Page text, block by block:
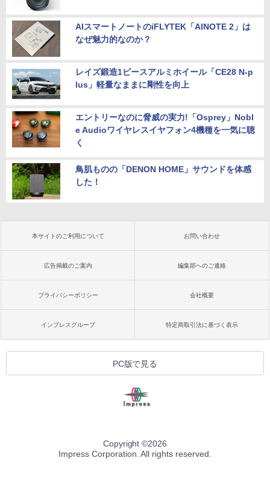
AIスマートノートのiFLYTEK「AINOTE 2」は
なぜ魅力的なのか？
レイズ鍛造1ピースアルミホイール「CE28 N-p
lus」軽量なままに剛性を向上
エントリーなのに脅威の実力!「Osprey」Nobl
e Audioワイヤレスイヤフォン4機種を一気に聴
く
鳥肌ものの「DENON HOME」サウンドを体感
した！
本サイトのご利用について お問い合わせ
広告掲載のご案内 編集部へのご連絡
プライバシーポリシー 会社概要
インプレスグループ 特定商取引法に基づく表示
PC版で見る
Copyright ©2026
Impress Corporation. All rights reserved.